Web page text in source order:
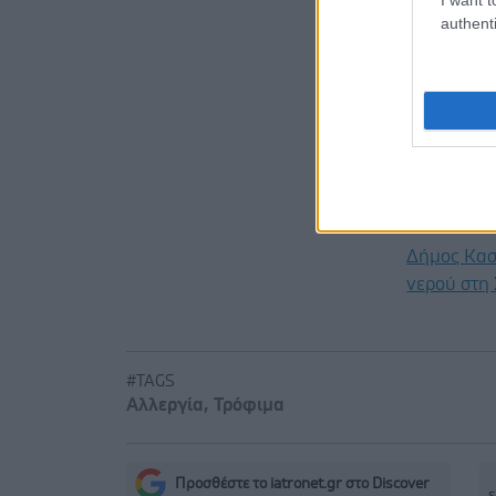
Δήμος
νερού στη
#TAGS
Αλλεργία, Τρόφιμα
Προσθέστε το iatronet.gr στο Discover